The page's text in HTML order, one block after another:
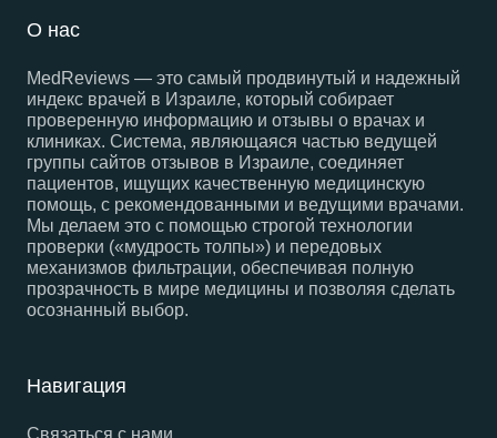
О нас
MedReviews — это самый продвинутый и надежный
индекс врачей в Израиле, который собирает
проверенную информацию и отзывы о врачах и
клиниках. Система, являющаяся частью ведущей
группы сайтов отзывов в Израиле, соединяет
пациентов, ищущих качественную медицинскую
помощь, с рекомендованными и ведущими врачами.
Мы делаем это с помощью строгой технологии
проверки («мудрость толпы») и передовых
механизмов фильтрации, обеспечивая полную
прозрачность в мире медицины и позволяя сделать
осознанный выбор.
Навигация